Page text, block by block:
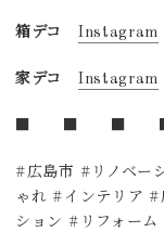
箱デコ Instagram
家デコ Instagram
#広島市 #リノベー
ゃれ #インテリア #
ション #リフォーム